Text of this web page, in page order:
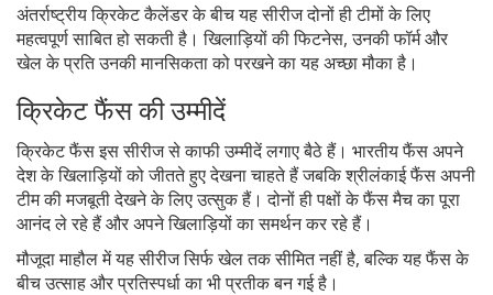
अंतर्राष्ट्रीय क्रिकेट कैलेंडर के बीच यह सीरीज दोनों ही टीमों के लिए
महत्वपूर्ण साबित हो सकती है। खिलाड़ियों की फिटनेस, उनकी फॉर्म और
खेल के प्रति उनकी मानसिकता को परखने का यह अच्छा मौका है।
क्रिकेट फैंस की उम्मीदें
क्रिकेट फैंस इस सीरीज से काफी उम्मीदें लगाए बैठे हैं। भारतीय फैंस अपने
देश के खिलाड़ियों को जीतते हुए देखना चाहते हैं जबकि श्रीलंकाई फैंस अपनी
टीम की मजबूती देखने के लिए उत्सुक हैं। दोनों ही पक्षों के फैंस मैच का पूरा
आनंद ले रहे हैं और अपने खिलाड़ियों का समर्थन कर रहे हैं।
मौजूदा माहौल में यह सीरीज सिर्फ खेल तक सीमित नहीं है, बल्कि यह फैंस के
बीच उत्साह और प्रतिस्पर्धा का भी प्रतीक बन गई है।